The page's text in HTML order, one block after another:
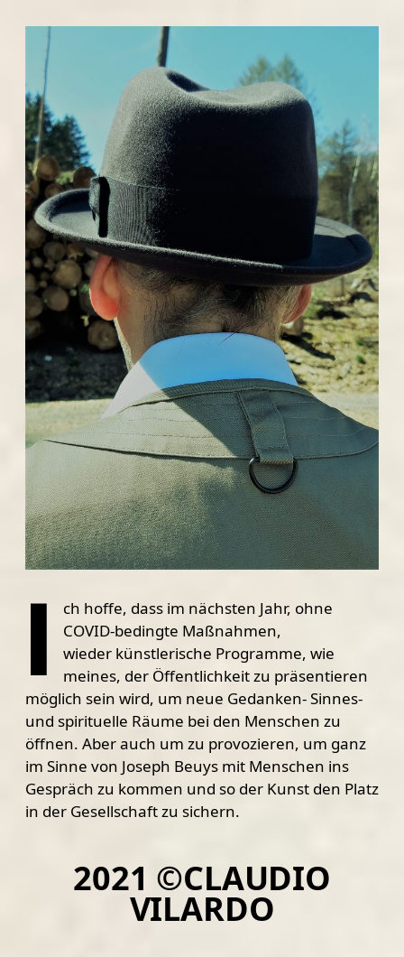
I
ch hoffe, dass im nächsten Jahr, ohne
COVID-bedingte Maßnahmen,
wieder künstlerische Programme, wie
meines, der Öffentlichkeit zu präsentieren
möglich sein wird, um neue Gedanken- Sinnes-
und spirituelle Räume bei den Menschen zu
öffnen. Aber auch um zu provozieren, um ganz
im Sinne von Joseph Beuys mit Menschen ins
Gespräch zu kommen und so der Kunst den Platz
in der Gesellschaft zu sichern.
2021 ©CLAUDIO
VILARDO